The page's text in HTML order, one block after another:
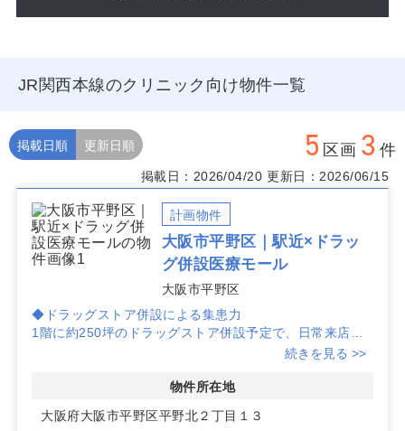
JR関西本線のクリニック向け物件一覧
5 区画 3 件
掲載日順 更新日順
掲載日：2026/04/20 更新日：2026/06/15
計画物件
大阪市平野区｜駅近×ドラッ
グ併設医療モール
大阪市平野区
◆ドラッグストア併設による集患力
1階に約250坪のドラッグストア併設予定で、日常来店動
線との連携が図りやすく、処方箋対応を含むクリニック運
JR関西本線「平野」駅エリアに位置し、生活導線上での
続きを見る >>
物件所在地
大阪府大阪市平野区平野北２丁目１３